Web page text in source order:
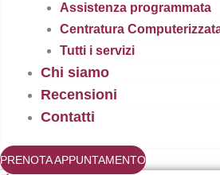
Assistenza programmata
Centratura
Tutti i servizi
Chi siamo
Recensioni
Contatti
PRENOTA APPUNTAMENTO